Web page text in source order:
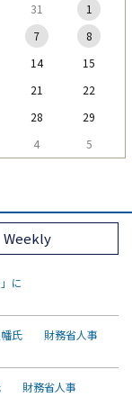
31
1
7
8
14
15
21
22
28
29
4 5
Weekly
に
幡氏 財務省人事
財務省人事